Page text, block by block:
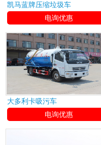
凯马蓝牌压缩垃圾车
电询优惠
大多利卡吸污车
电询优惠